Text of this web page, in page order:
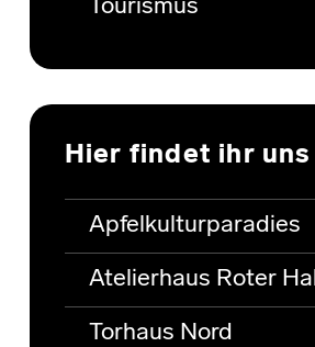
Tourismus
Hier findet ihr uns
Apfelkulturparadies
Atelierhaus Roter
Torhaus Nord